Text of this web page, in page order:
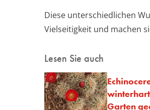
Diese unterschiedlichen
Vielseitigkeit und machen
Lesen Sie auch
Garten